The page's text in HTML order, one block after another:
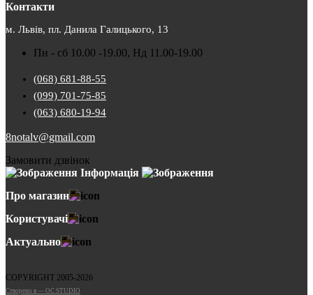
Контакти
м. Львів, пл. Данила Галицького, 13
Пн - сб 10.00 -19.00, Нд 11.00-19.00
(068) 681-88-55
(099) 701-75-85
(063) 680-19-94
8notalv@gmail.com
Замовити дзвінок
Інформація
Про магазин
Користувачі
Актуально
COPYRIGHT 2005-2026
Cтворено в — OC STUDIO